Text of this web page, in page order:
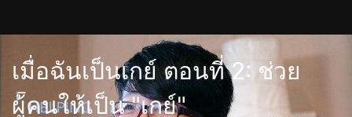
เมื่อฉันเป็นเกย์ ตอนที่ 2: ช่วย
ผู้คนให้เป็น "เกย์"